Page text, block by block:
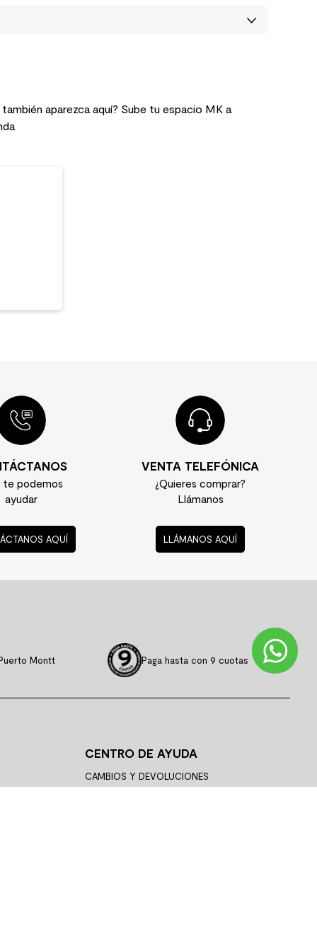
aparezca aquí? Sube tu espacio MK a
te podemos
ayudar
AQUÍ
VENTA TELEFÓNICA
¿Quieres comprar?
Llámanos
LLÁMANOS AQUÍ
Montt Paga hasta con 9 cuotas
CENTRO DE AYUDA
CAMBIOS Y DEVOLUCIONES